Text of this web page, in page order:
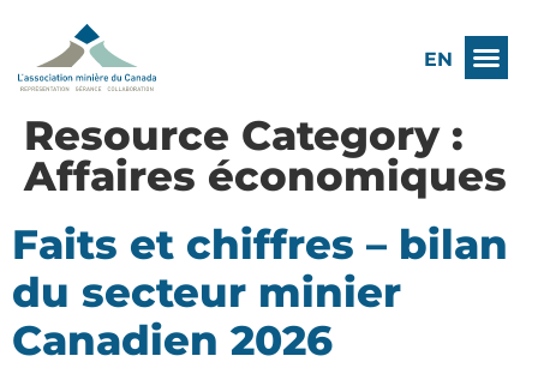
EN
Resource Category :
Affaires économiques
Faits et chiffres – bilan
du secteur minier
Canadien 2026